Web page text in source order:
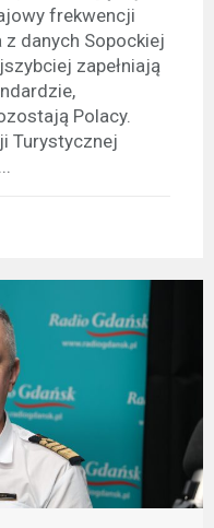
frekwencji
danych Sopockiej
zapełniają
Polacy.
Turystycznej